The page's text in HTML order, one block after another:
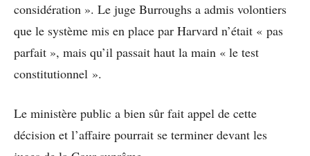
considération ». Le juge Burroughs a admis volontiers
que le système mis en place par Harvard n’était « pas
parfait », mais qu’il passait haut la main « le test
constitutionnel ».
Le ministère public a bien sûr fait appel de cette
décision et l’affaire pourrait se terminer devant les